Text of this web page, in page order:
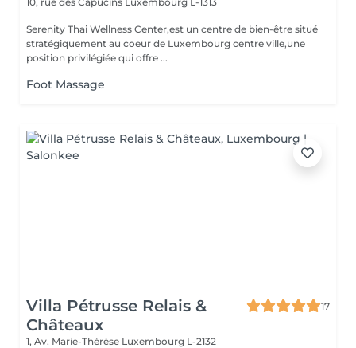
Serenity Thai Wellness Center,est un centre de bien-être situé
stratégiquement au coeur de Luxembourg centre ville,une
position privilégiée qui offre ...
Foot Massage
Villa Pétrusse Relais &
Châteaux
17
1, Av. Marie-Thérèse Luxembourg L-2132